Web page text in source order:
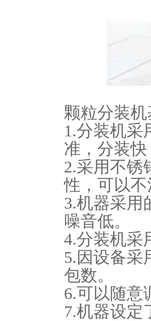
颗粒分装
1.分装机采
准，分装
2.采用不锈
性，可以
3.机器采用
噪音低。
4.分装机采
5.因设备采
包数。
6.可以随意
7.机器设定